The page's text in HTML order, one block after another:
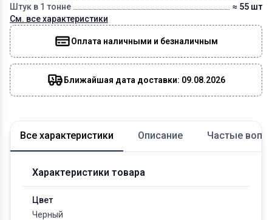
Штук в 1 тонне
≈ 55 шт
См. все характеристики
Оплата наличными и безналичным
Ближайшая дата доставки: 09.08.2026
Все характеристики Описание Частые
Характеристики товара
Цвет
Черный